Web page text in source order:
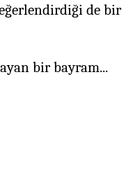
de bir
bir bayram...